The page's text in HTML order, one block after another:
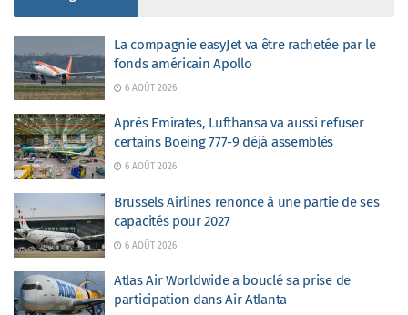
La compagnie easyJet va être rachetée par le
fonds américain Apollo
6 AOÛT 2026
Après Emirates, Lufthansa va aussi refuser
certains Boeing 777-9 déjà assemblés
6 AOÛT 2026
Brussels Airlines renonce à une partie de ses
capacités pour 2027
6 AOÛT 2026
Atlas Air Worldwide a bouclé sa prise de
participation dans Air Atlanta